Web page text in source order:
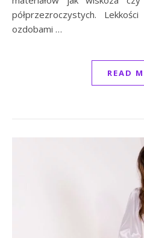
półprzezroczystych.
ozdobami …
READ